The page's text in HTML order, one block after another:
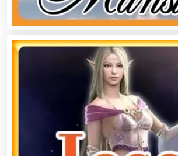
Ambulancias
Análisis Clínicos
Análisis de Aguas